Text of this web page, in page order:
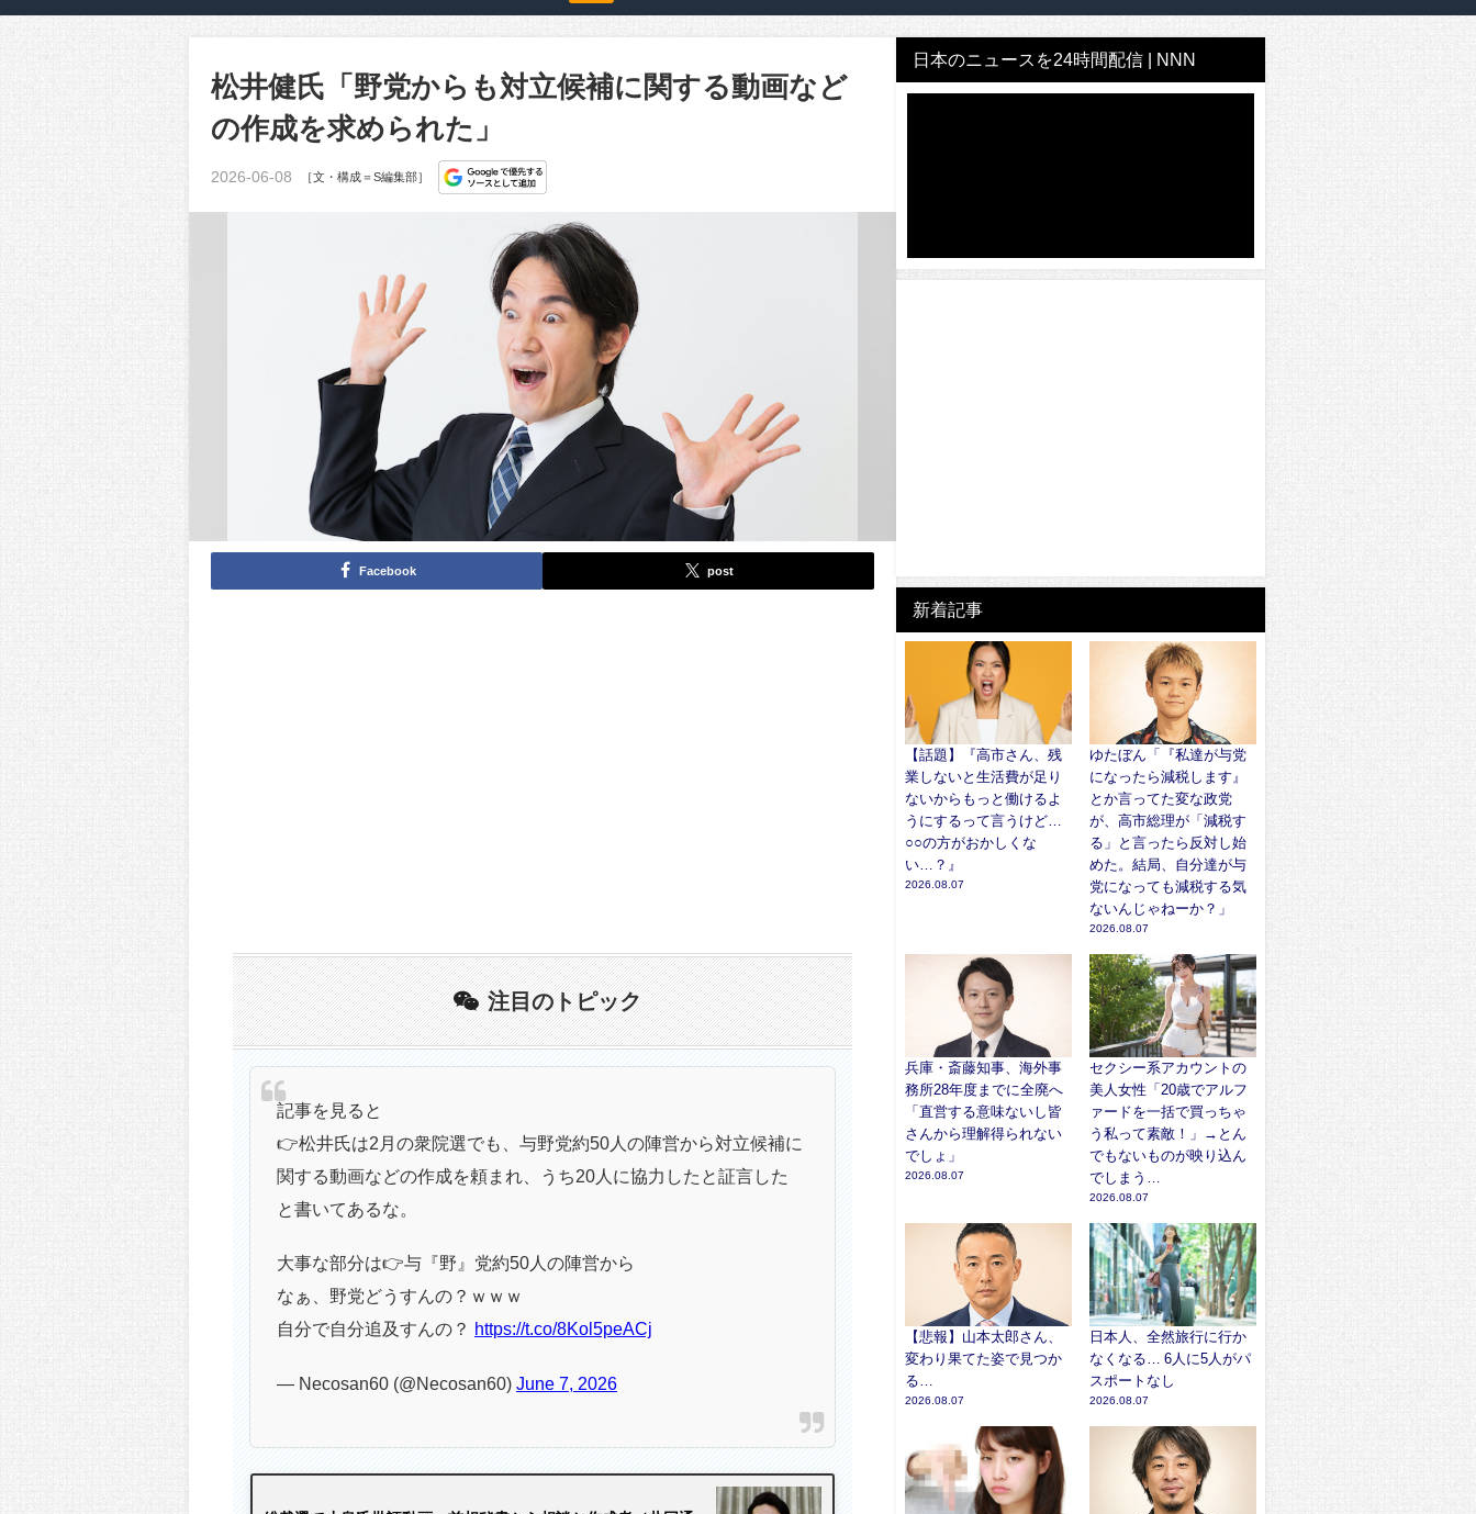
松井健氏「野党からも対立候補に関する動画など
の作成を求められた」
2026-06-08 ［文・構成＝S編集部］
Facebook post
注目のトピック
記事を見ると
👉松井氏は2月の衆院選でも、与野党約50人の陣営から対立候補に
関する動画などの作成を頼まれ、うち20人に協力したと証言した
と書いてあるな。
大事な部分は👉与『野』党約50人の陣営から
なぁ、野党どうすんの？ｗｗｗ
自分で自分追及すんの？
https://t.co/8Kol5peACj
— Necosan60 (@Necosan60) June 7, 2026
日本のニュースを24時間配信 | NNN
新着記事
【話題】『高市さん、残
業しないと生活費が足り
ないからもっと働けるよ
うにするって言うけど…
○○の方がおかしくな
い…？』
2026.08.07
ゆたぼん「『私達が与党
になったら減税します』
とか言ってた変な政党
が、高市総理が「減税す
る」と言ったら反対し始
めた。結局、自分達が与
党になっても減税する気
ないんじゃねーか？」
2026.08.07
兵庫・斎藤知事、海外事
務所28年度までに全廃へ
「直営する意味ないし皆
さんから理解得られない
でしょ」
2026.08.07
セクシー系アカウントの
美人女性「20歳でアルフ
ァードを一括で買っちゃ
う私って素敵！」→とん
でもないものが映り込ん
でしまう…
2026.08.07
【悲報】山本太郎さん、
変わり果てた姿で見つか
る…
2026.08.07
日本人、全然旅行に行か
なくなる… 6人に5人がパ
スポートなし
2026.08.07